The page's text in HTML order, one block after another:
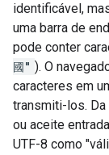
identificável,
uma barra de
pode conter
國" ). O
caracteres em
transmiti-los.
ou aceite
UTF-8 como